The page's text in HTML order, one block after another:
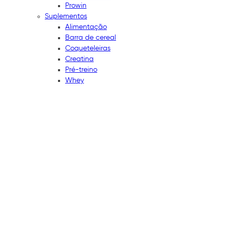
Prowin
Suplementos
Alimentação
Barra de cereal
Coqueteleiras
Creatina
Pré-treino
Whey